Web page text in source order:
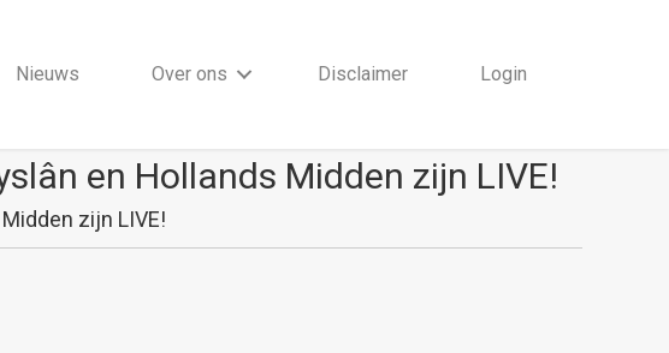
Nieuws Over ons Disclaimer Login
en Hollands Midden zijn LIVE!
zijn LIVE!